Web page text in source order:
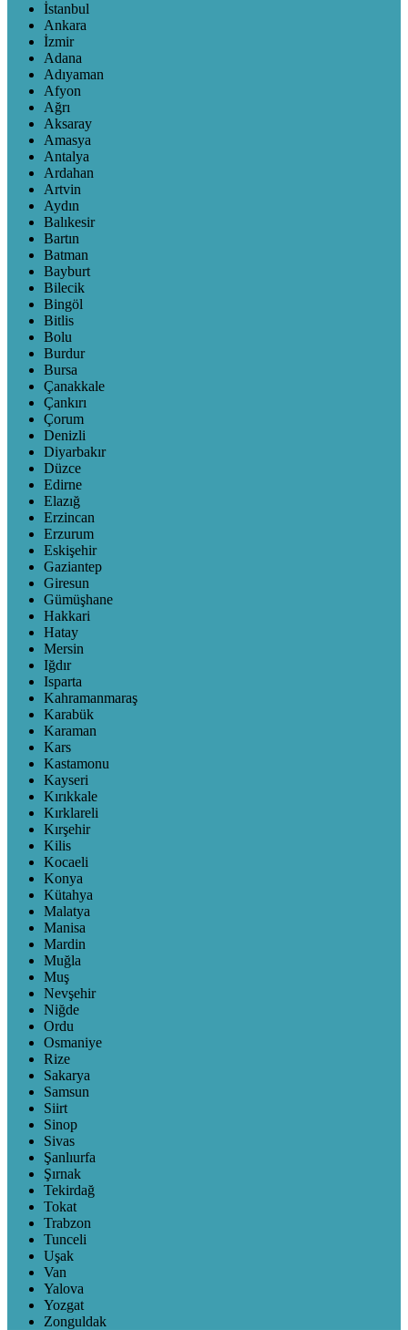
İstanbul
Ankara
İzmir
Adana
Adıyaman
Afyon
Ağrı
Aksaray
Amasya
Antalya
Ardahan
Artvin
Aydın
Balıkesir
Bartın
Batman
Bayburt
Bilecik
Bingöl
Bitlis
Bolu
Burdur
Bursa
Çanakkale
Çankırı
Çorum
Denizli
Diyarbakır
Düzce
Edirne
Elazığ
Erzincan
Erzurum
Eskişehir
Gaziantep
Giresun
Gümüşhane
Hakkari
Hatay
Mersin
Iğdır
Isparta
Kahramanmaraş
Karabük
Karaman
Kars
Kastamonu
Kayseri
Kırıkkale
Kırklareli
Kırşehir
Kilis
Kocaeli
Konya
Kütahya
Malatya
Manisa
Mardin
Muğla
Muş
Nevşehir
Niğde
Ordu
Osmaniye
Rize
Sakarya
Samsun
Siirt
Sinop
Sivas
Şanlıurfa
Şırnak
Tekirdağ
Tokat
Trabzon
Tunceli
Uşak
Van
Yalova
Yozgat
Zonguldak